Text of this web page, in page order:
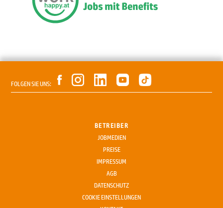
FOLGEN SIE UNS:
BETREIBER
JOBMEDIEN
PREISE
IMPRESSUM
AGB
DATENSCHUTZ
COOKIE EINSTELLUNGEN